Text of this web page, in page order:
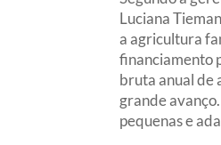
Luciana
a agricultura
financiamento
bruta anual de
grande
pequenas e